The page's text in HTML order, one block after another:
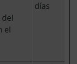
el
días